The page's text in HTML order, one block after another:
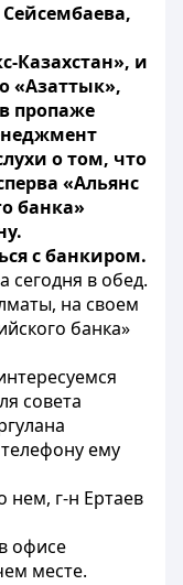
Казахстан», и
«Азаттык»,
пропаже
о том, что
«Альянс
банка»
с банкиром.
сегодня в обед.
на своем
банка»
совета
ему
г-н Ертаев
офисе
месте.